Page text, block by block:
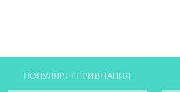
ПОПУЛЯРНІ ПРИВІТАННЯ